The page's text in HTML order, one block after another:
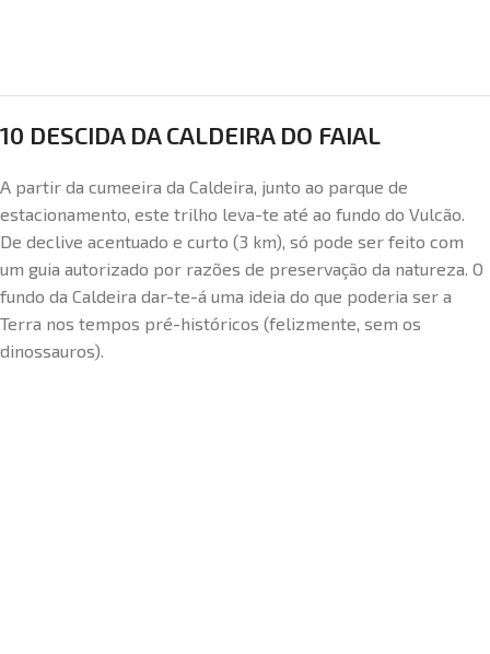
10 DESCIDA DA CALDEIRA DO FAIAL
A partir da cumeeira da Caldeira, junto ao parque de
estacionamento, este trilho leva-te até ao fundo do Vulcão.
De declive acentuado e curto (3 km), só pode ser feito com
um guia autorizado por razões de preservação da natureza. O
fundo da Caldeira dar-te-á uma ideia do que poderia ser a
Terra nos tempos pré-históricos (felizmente, sem os
dinossauros).